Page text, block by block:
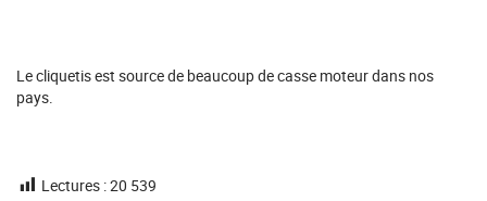
Le cliquetis est source de beaucoup de casse moteur dans nos
pays.
Lectures :20 539